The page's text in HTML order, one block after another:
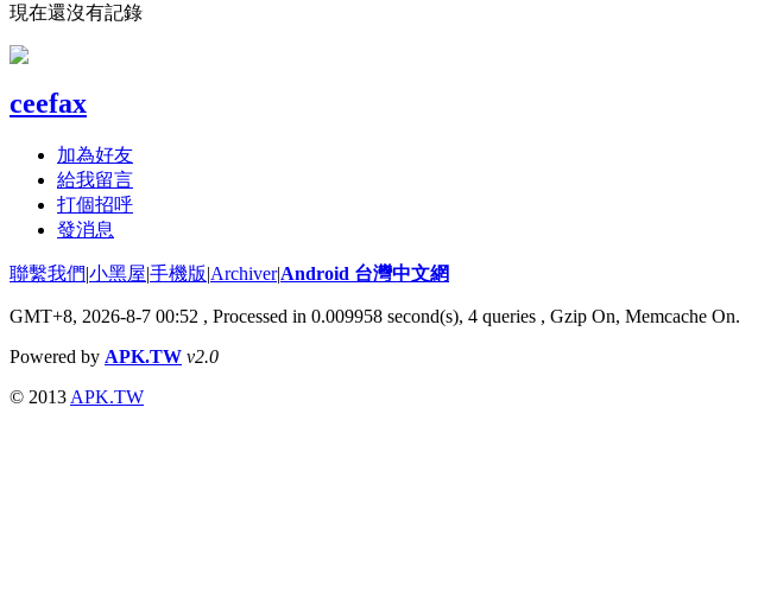
現在還沒有記錄
ceefax
加為好友
給我留言
打個招呼
發消息
聯繫我們|小黑屋|手機版|Archiver|Android 台灣中文網
GMT+8, 2026-8-7 00:52 , Processed in 0.009958 second(s), 4 queries , Gzip On, Memcache On.
Powered by APK.TW v2.0
© 2013 APK.TW